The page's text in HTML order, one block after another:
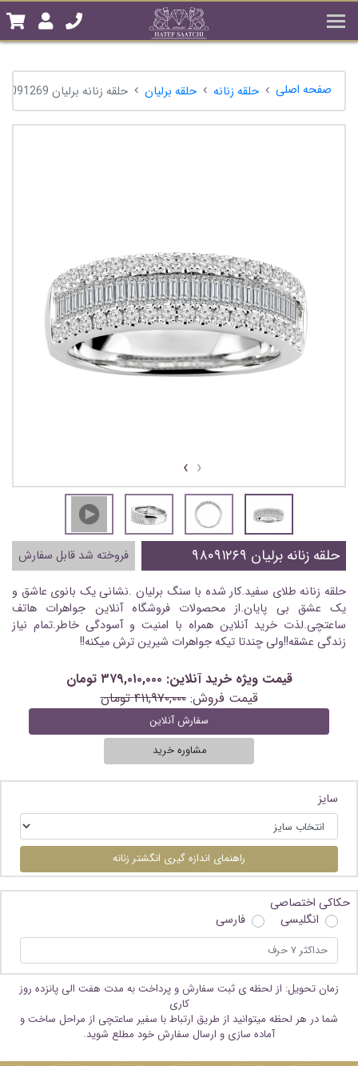
صفحه اصلی حلقه زنانه حلقه برلیان حلقه زنانه برلیان 98091269
‹
›
حلقه زنانه برلیان ۹۸۰۹۱۲۶۹
فروخته شد قابل سفارش
حلقه زنانه طلای سفید.کار شده با سنگ برلیان .نشانی یک بانوی عاشق و
یک عشق بی پایان.از محصولات فروشگاه آنلاین جواهرات هاتف
ساعتچی.لذت خرید آنلاین همراه با امنیت و آسودگی خاطر.تمام نیاز
زندگی عشقه!!ولی چندتا تیکه جواهرات شیرین ترش میکنه!!
قیمت ویژه خرید آنلاین: ۳۷۹,۰۱۰,۰۰۰ تومان
قیمت فروش:۴۱۱,۹۷۰,۰۰۰ تومان
سفارش آنلاین
مشاوره خرید
سایز
راهنمای اندازه گیری انگشتر زنانه
حکاکی اختصاصی
انگلیسی
فارسی
زمان تحویل: از لحظه ی ثبت سفارش و پرداخت به مدت هفت الی پانزده روز
کاری
شما در هر لحظه میتوانید از طریق ارتباط با سفیر ساعتچی از مراحل ساخت و
آماده سازی و ارسال سفارش خود مطلع شوید.